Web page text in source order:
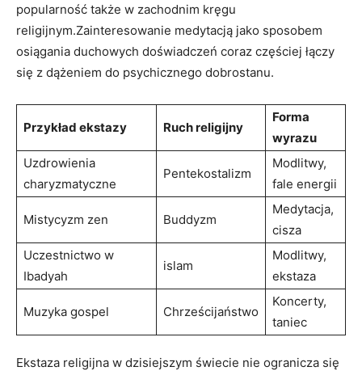
popularność także⁣ w zachodnim kręgu
religijnym.Zainteresowanie medytacją⁤ jako sposobem
osiągania duchowych doświadczeń ‍coraz częściej łączy
się z dążeniem do ⁣psychicznego‍ dobrostanu.
Przykład ekstazy Ruch religijny
Forma
⁣wyrazu
Uzdrowienia
charyzmatyczne
Pentekostalizm
Modlitwy,
fale‍ energii
Mistycyzm zen Buddyzm
Medytacja,
cisza
Uczestnictwo ‌w
⁣Ibadyah
islam
Modlitwy,
ekstaza
Muzyka gospel Chrześcijaństwo
Koncerty,
taniec
Ekstaza religijna ‌w dzisiejszym świecie nie ogranicza się